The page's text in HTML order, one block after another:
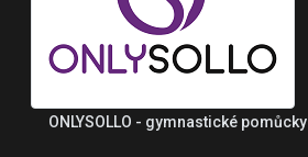
ONLYSOLLO - gymnastické pomůcky